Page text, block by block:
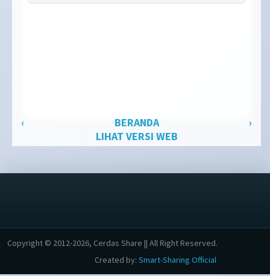
‹ ›
BERANDA
LIHAT VERSI WEB
Copyright © 2012-2026, Cerdas Share || All Right Reserved.
Created by: Smart-Sharing Official